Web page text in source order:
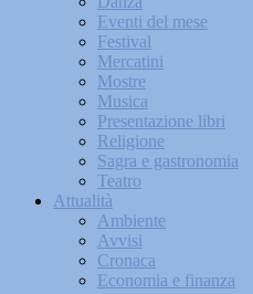
Eventi del mese
Festival
Mercatini
Mostre
Musica
Presentazione libri
Religione
Sagra e gastronomia
Teatro
Attualità
Ambiente
Avvisi
Cronaca
Economia e finanza